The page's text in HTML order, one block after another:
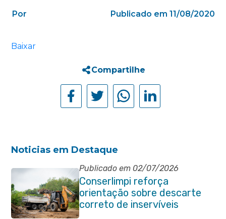
Por Publicado em 11/08/2020
Baixar
Compartilhe
Noticias em Destaque
Publicado em 02/07/2026
Conserlimpi reforça
orientação sobre descarte
correto de inservíveis